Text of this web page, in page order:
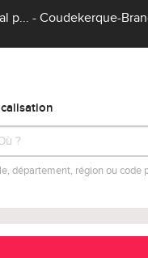
p... - Coudekerque-
département, région ou code